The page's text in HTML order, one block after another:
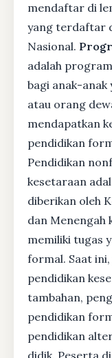
mendaftar di
yang terdaftar
Nasional.
adalah
bagi anak-anak
atau orang
mendapatkan
pendidikan
Pendidikan
kesetaraan
diberikan oleh
dan Menengah
memiliki tugas
formal. Saat
pendidikan
tambahan,
pendidikan
pendidikan
didik. Peserta